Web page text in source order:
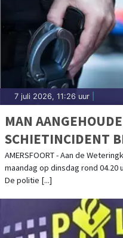
7 juli 2026, 11:26 uur
MAN
SCHIETINCIDENT
AMERSFOORT
AMERSFOORT - Aan de
maandag op dinsdag rond
De politie [...]